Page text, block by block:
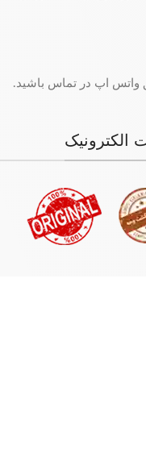
واتس اپ در تماس باشید.
الکترونیک